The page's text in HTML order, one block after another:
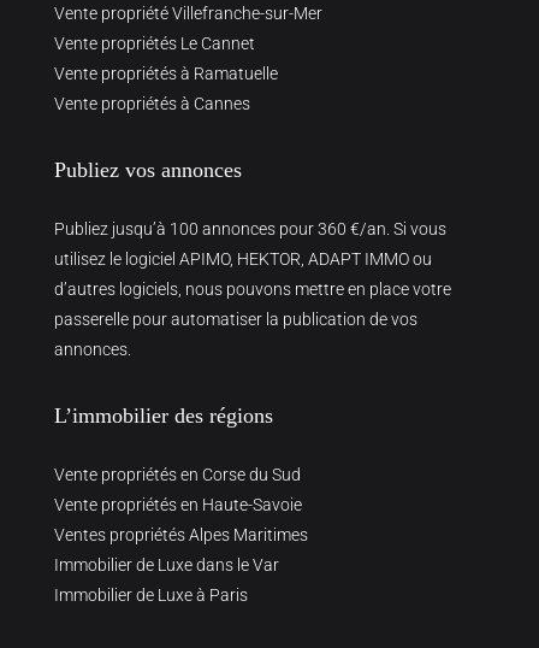
Vente propriété Villefranche-sur-Mer
Vente propriétés Le Cannet
Vente propriétés à Ramatuelle
Vente propriétés à Cannes
Publiez vos annonces
Publiez jusqu’à 100 annonces pour 360 €/an. Si vous
utilisez le logiciel APIMO, HEKTOR, ADAPT IMMO ou
d’autres logiciels, nous pouvons mettre en place votre
passerelle pour automatiser la publication de vos
annonces.
L’immobilier des régions
Vente propriétés en Corse du Sud
Vente propriétés en Haute-Savoie
Ventes propriétés Alpes Maritimes
Immobilier de Luxe dans le Var
Immobilier de Luxe à Paris